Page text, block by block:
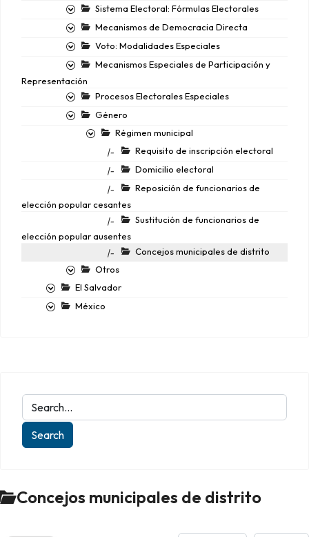
Sistema Electoral: Fórmulas Electorales
Mecanismos de Democracia Directa
Voto: Modalidades Especiales
Mecanismos Especiales de Participación y
Representación
Procesos Electorales Especiales
Género
Régimen municipal
|-
Requisito de inscripción electoral
|-
Domicilio electoral
|-
Reposición de funcionarios de
elección popular cesantes
|-
Sustitución de funcionarios de
elección popular ausentes
|-
Concejos municipales de distrito
Otros
El Salvador
México
Concejos municipales de distrito